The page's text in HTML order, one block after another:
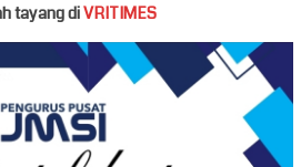
tayang diVRITIMES